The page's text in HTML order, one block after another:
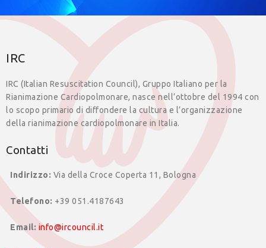
IRC
IRC (Italian Resuscitation Council), Gruppo Italiano per la
Rianimazione Cardiopolmonare, nasce nell’ottobre del 1994 con
lo scopo primario di diffondere la cultura e l’organizzazione
della rianimazione cardiopolmonare in Italia.
Contatti
Indirizzo: Via della Croce Coperta 11, Bologna
Telefono: +39 051.4187643
Email: info@ircouncil.it